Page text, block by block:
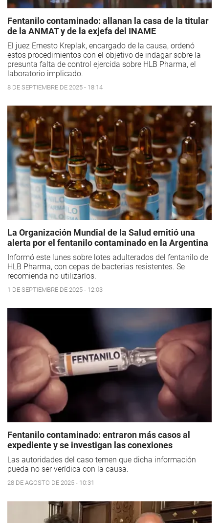
Fentanilo contaminado: allanan la casa de la titular
de la ANMAT y de la exjefa del INAME
El juez Ernesto Kreplak, encargado de la causa, ordenó
estos procedimientos con el objetivo de indagar sobre la
presunta falta de control ejercida sobre HLB Pharma, el
laboratorio implicado.
8 DE SEPTIEMBRE DE 2025 - 18:14
La Organización Mundial de la Salud emitió una
alerta por el fentanilo contaminado en la Argentina
Informó este lunes sobre lotes adulterados del fentanilo de
HLB Pharma, con cepas de bacterias resistentes. Se
recomienda no utilizarlos.
1 DE SEPTIEMBRE DE 2025 - 12:03
Fentanilo contaminado: entraron más casos al
expediente y se investigan las conexiones
Las autoridades del caso temen que dicha información
pueda no ser verídica con la causa.
28 DE AGOSTO DE 2025 - 10:31